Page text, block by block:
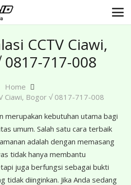
CCTV Ciawi,
717-008
Home
Ciawi, Bogor √ 0817-717-008
merupakan kebutuhan utama bagi
umum. Salah satu cara terbaik
adalah dengan memasang
tidak hanya membantu
juga berfungsi sebagai bukti
tidak diinginkan. Jika Anda sedang